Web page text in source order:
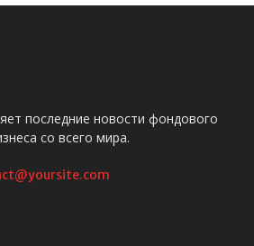
последние новости фондового
со всего мира.